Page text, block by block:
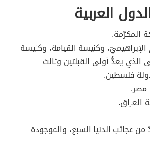
العربية
المكرّمة.
وكنيسة القيامة، وكنيسة
يعدُّ أولى القبلتين وثالث
فلسطين.
مصر.
العراق.
من عجائب الدنيا السبع، والموجودة